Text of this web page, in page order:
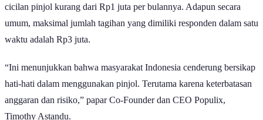
cicilan pinjol kurang dari Rp1 juta per bulannya. Adapun secara
umum, maksimal jumlah tagihan yang dimiliki responden dalam satu
waktu adalah Rp3 juta.
“Ini menunjukkan bahwa masyarakat Indonesia cenderung bersikap
hati-hati dalam menggunakan pinjol. Terutama karena keterbatasan
anggaran dan risiko,” papar Co-Founder dan CEO Populix,
Timothy Astandu.